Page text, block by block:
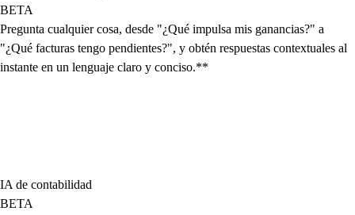
BETA
Pregunta cualquier cosa, desde "¿Qué impulsa mis ganancias?" a
"¿Qué facturas tengo pendientes?", y obtén respuestas contextuales al
instante en un lenguaje claro y conciso.**
IA de contabilidad
BETA